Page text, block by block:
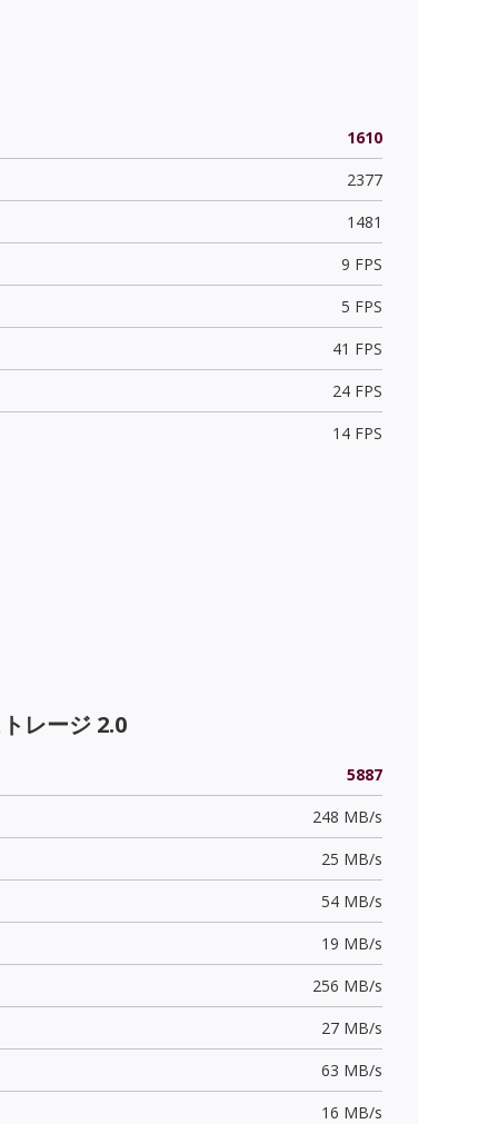
1610
2377
1481
9 FPS
5 FPS
41 FPS
24 FPS
14 FPS
レージ 2.0
5887
248 MB/s
25 MB/s
54 MB/s
19 MB/s
256 MB/s
27 MB/s
63 MB/s
16 MB/s